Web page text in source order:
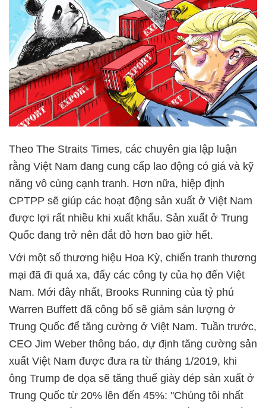
Theo The Straits Times, các chuyên gia lập luận
rằng Việt Nam đang cung cấp lao động có giá và kỹ
năng vô cùng cạnh tranh. Hơn nữa, hiệp định
CPTPP sẽ giúp các hoạt động sản xuất ở Việt Nam
được lợi rất nhiều khi xuất khẩu. Sản xuất ở Trung
Quốc đang trở nên đắt đỏ hơn bao giờ hết.
Với một số thương hiệu Hoa Kỳ, chiến tranh thương
mại đã đi quá xa, đẩy các công ty của họ đến Việt
Nam. Mới đây nhất, Brooks Running của tỷ phú
Warren Buffett đã công bố sẽ giảm sản lượng ở
Trung Quốc để tăng cường ở Việt Nam. Tuần trước,
CEO Jim Weber thông báo, dự định tăng cường sản
xuất Việt Nam được đưa ra từ tháng 1/2019, khi
ông Trump đe dọa sẽ tăng thuế giày dép sản xuất ở
Trung Quốc từ 20% lên đến 45%: "Chúng tôi nhất